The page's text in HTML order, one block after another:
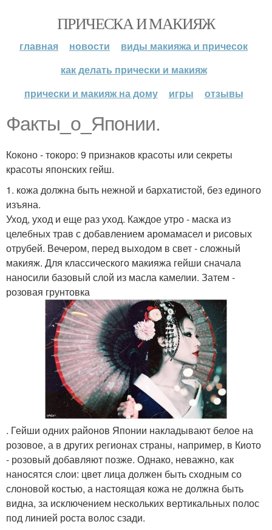
ПРИЧЕСКА И МАКИЯЖ
главная новости
виды макияжа и причесок
как делать прически и макияж
прически и макияж на дому
игры отзывы
Факты_о_Японии.
Коконо - токоро: 9 признаков красоты или секреты
красоты японских гейш.
1. кожа должна быть нежной и бархатистой, без единого
изъяна.
Уход, уход и еще раз уход. Каждое утро - маска из
целебных трав с добавлением аромамасел и рисовых
отрубей. Вечером, перед выходом в свет - сложный
макияж. Для классического макияжа гейши сначала
наносили базовый слой из масла камелии. Затем -
розовая грунтовка
. Гейши одних районов Японии накладывают белое на
розовое, а в других регионах страны, например, в Киото
- розовый добавляют позже. Однако, неважно, как
наносятся слои: цвет лица должен быть сходным со
слоновой костью, а настоящая кожа не должна быть
видна, за исключением нескольких вертикальных полос
под линией роста волос сзади.